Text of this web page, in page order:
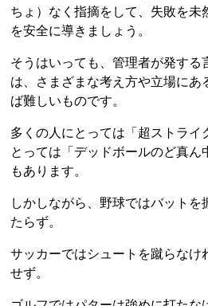
ちょ）なく指摘をして、失敗を未
を安全に導きましょう。
そうはいっても、管理者が発する
は、さまざまな考え方や立場にあ
ば難しいものです。
多くの人にとっては「超ストライ
とっては「デッドボールのど真ん
もあります。
しかしながら、野球ではバットを
たらず。
サッカーではシュートを蹴らなけ
せず。